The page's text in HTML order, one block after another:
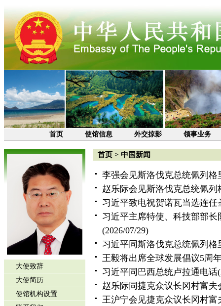
首页 使馆信息 外交掠影 领事业务
大使致辞
大使简历
使馆机构设置
首页 > 中国新闻
李强会见斯洛伐克总统佩列格
赵乐际会见斯洛伐克总统佩列
习近平致电祝贺诺瓦当选连
习近平主席特使、科技部部
(2026/07/29)
习近平同斯洛伐克总统佩列格
王毅将出席全球发展倡议5周
习近平同巴西总统卢拉通电话
赵乐际同捷克众议长冈村富夫
王沪宁会见捷克众议长冈村富